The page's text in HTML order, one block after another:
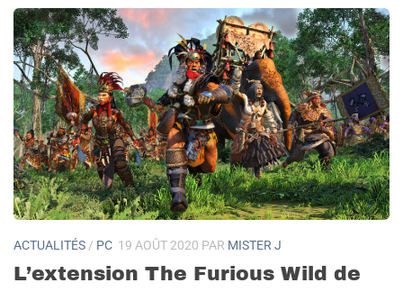
ACTUALITÉS / PC 19 AOÛT 2020 PAR MISTER J
L’extension The Furious Wild de